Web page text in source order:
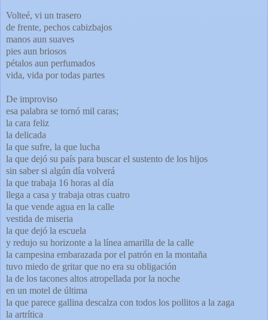
Volteé, vi un trasero
de frente, pechos cabizbajos
manos aun suaves
pies aun briosos
pétalos aun perfumados
vida, vida por todas partes
De improviso
esa palabra se tornó mil caras;
la cara feliz
la delicada
la que sufre, la que lucha
la que dejó su país para buscar el sustento de los hijos
sin saber si algún día volverá
la que trabaja 16 horas al día
llega a casa y trabaja otras cuatro
la que vende agua en la calle
vestida de miseria
la que dejó la escuela
y redujo su horizonte a la línea amarilla de la calle
la campesina embarazada por el patrón en la montaña
tuvo miedo de gritar que no era su obligación
la de los tacones altos atropellada por la noche
en un motel de última
la que parece gallina descalza con todos los pollitos a la zaga
la artrítica